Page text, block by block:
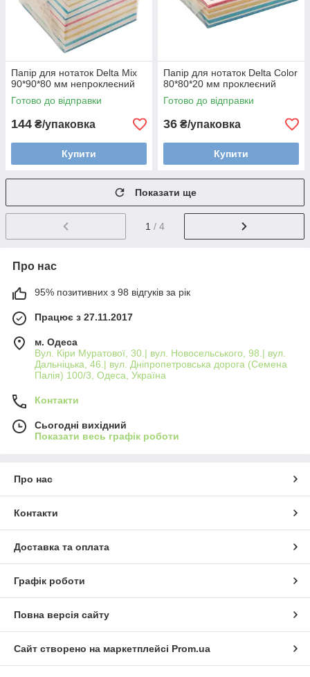
Папір для нотаток Delta Mix
90*90*80 мм непроклеєний
Готово до відправки
144 ₴/упаковка
Купити
Папір для нотаток Delta Color
80*80*20 мм проклеєний
Готово до відправки
36 ₴/упаковка
Купити
Показати ще
1 / 4
Про нас
95% позитивних з 98 відгуків за рік
Працює з 27.11.2017
м. Одеса
Вул. Кіри Муратової, 30.| вул. Новосельського, 98.| вул.
Дальніцька, 46.| вул. Дніпропетровська дорога (Семена
Палія) 100/3, Одеса, Україна
Контакти
Сьогодні вихідний
Показати весь графік роботи
Про нас
Контакти
Доставка та оплата
Графік роботи
Повна версія сайту
Сайт створено на маркетплейсі Prom.ua